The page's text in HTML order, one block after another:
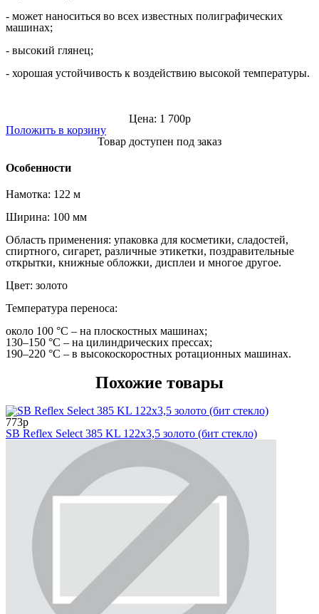
- может наноситься во всех известных полиграфических
машинах;
- высокий глянец;
- хорошая устойчивость к воздействию высокой температуры.
Цена: 1 700р
Положить в корзину
Товар доступен под заказ
Особенности
Намотка: 122 м
Ширина: 100 мм
Область применения: упаковка для косметики, сладостей,
спиртного, сигарет, различные этикетки, поздравительные
открытки, книжные обложки, дисплеи и многое другое.
Цвет: золото
Температура переноса:
около 100 °С – на плоскостных машинах;
130–150 °С – на цилиндрических прессах;
190–220 °С – в высокоскоростных ротационных машинах.
Похожие товары
773р
SB Reflex Select 385 KL 122x3,5 золото (бит стекло)